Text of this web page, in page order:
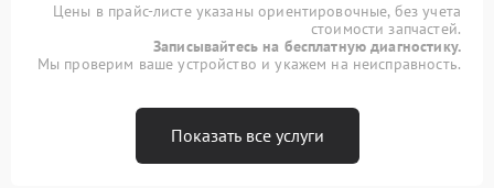
Цены в прайс-листе указаны ориентировочные, без учета
стоимости запчастей.
Записывайтесь на бесплатную диагностику.
Мы проверим ваше устройство и укажем на неисправность.
Показать все услуги